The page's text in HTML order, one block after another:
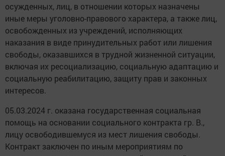
осужденных, лиц, в отношении которых назначены
иные меры уголовно-правового характера, а также лиц,
освобожденных из учреждений, исполняющих
наказания в виде принудительных работ или лишения
свободы, оказавшихся в трудной жизненной ситуации,
включая их ресоциализацию, социальную адаптацию и
социальную реабилитацию, защиту прав и законных
интересов.
05.03.2024 г. оказана государственная социальная
помощь на основании социального контракта гр. В.,
лицу освободившемуся из мест лишения свободы.
Контракт заключен по иным мероприятиям по